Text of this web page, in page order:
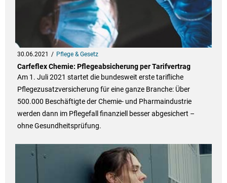
30.06.2021 Pflege & Gesetz
Carfeflex Chemie: Pflegeabsicherung per Tarifvertrag
Am 1. Juli 2021 startet die bundesweit erste tarifliche
Pflegezusatzversicherung für eine ganze Branche: Über
500.000 Beschäftigte der Chemie- und Pharmaindustrie
werden dann im Pflegefall finanziell besser abgesichert –
ohne Gesundheitsprüfung.